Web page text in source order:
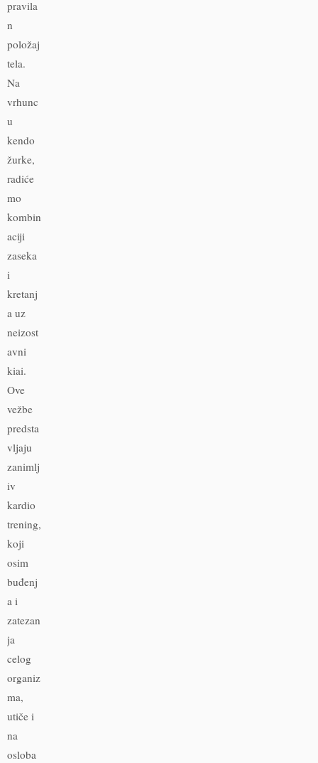
pravila
n
položaj
tela.
Na
vrhunc
u
kendo
žurke,
radiće
mo
kombin
aciji
zaseka
i
kretanj
a uz
neizost
avni
kiai.
Ove
vežbe
predsta
vljaju
zanimlj
iv
kardio
trening,
koji
osim
buđenj
a i
zatezan
ja
celog
organiz
ma,
utiče i
na
osloba